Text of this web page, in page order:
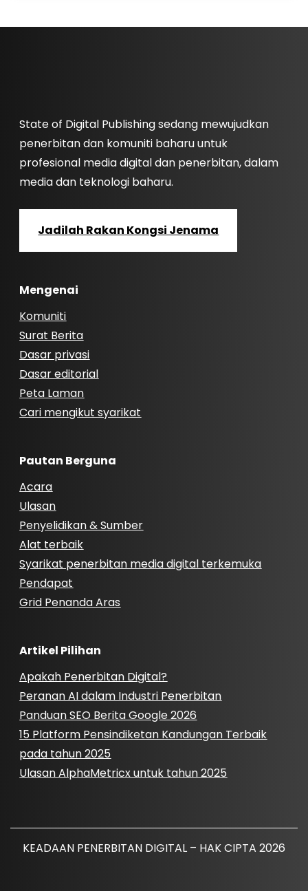
State of Digital Publishing sedang mewujudkan
penerbitan dan komuniti baharu untuk
profesional media digital dan penerbitan, dalam
media dan teknologi baharu.
Jadilah Rakan Kongsi Jenama
Mengenai
Komuniti
Surat Berita
Dasar privasi
Dasar editorial
Peta Laman
Cari mengikut syarikat
Pautan Berguna
Acara
Ulasan
Penyelidikan & Sumber
Alat terbaik
Syarikat penerbitan media digital terkemuka
Pendapat
Grid Penanda Aras
Artikel Pilihan
Apakah Penerbitan Digital?
Peranan AI dalam Industri Penerbitan
Panduan SEO Berita Google 2026
15 Platform Pensindiketan Kandungan Terbaik
pada tahun 2025
Ulasan AlphaMetricx untuk tahun 2025
KEADAAN PENERBITAN DIGITAL – HAK CIPTA 2026